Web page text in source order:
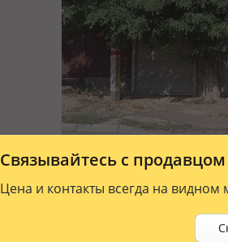
Связывайтесь с
Цена и контакты всегда на видном